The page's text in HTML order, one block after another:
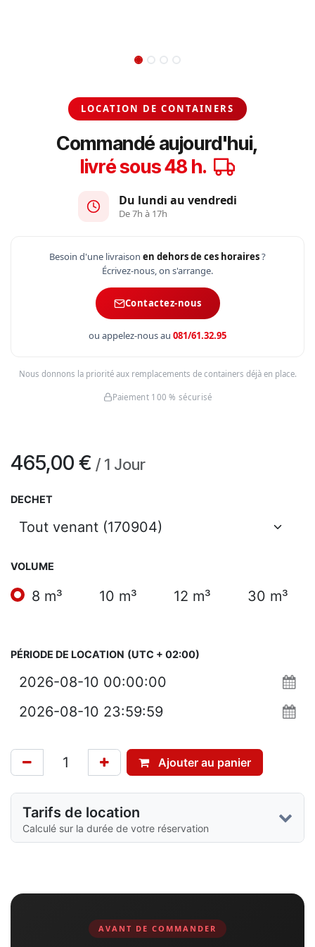
LOCATION DE CONTAINERS
Commandé aujourd'hui,
livré sous 48 h.
Du lundi au vendredi
De 7h à 17h
Besoin d'une livraison en dehors de ces horaires?
Écrivez-nous, on s'arrange.
Contactez-nous
ou appelez-nous au 081/61.32.95
Nous donnons la priorité aux remplacements de containers déjà en place.
Paiement 100 % sécurisé
465,00 € / 1 Jour
DECHET
VOLUME
8 m³ 10 m³ 12 m³ 30 m³
PÉRIODE DE LOCATION (UTC + 02:00)
Ajouter au panier
Tarifs de location
Calculé sur la durée de votre réservation
AVANT DE COMMANDER